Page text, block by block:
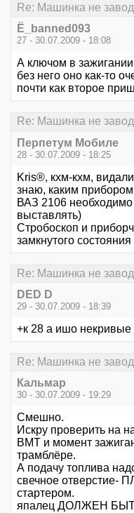
Re: Машинка не
Ё_banned093
27 - 30.07.2009 - 18:08
А ключом в
без него оно как-то
почти как второе
Re: Машинка не
Перпетум Мобиле
28 - 30.07.2009 - 18:25
Kris®, кхм-кхм,
знаю, каким
ВАЗ 2106
выставлять)
Стробоскоп и
замкнутого состояния
Re: Машинка не
DED D
29 - 30.07.2009 - 18:39
+к 28 а ишо некривые
Re: Машинка не
Кальмар
30 - 30.07.2009 - 19:29
Смешно.
Искру проверить на
ВМТ и момент
трамблёре.
А подачу топлива
свечное отверстие-
стартером.
япалец ДОЛЖЕН